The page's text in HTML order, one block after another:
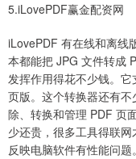
5.iLovePDF赢金配资网
iLovePDF 有在线和离线
本都能把 JPG 文件转成
发挥作用得花不少钱。
页版。这个转换器还有
除、转换和管理 PDF 页
少还贵，很多工具得联
反映电脑软件有性能问题。